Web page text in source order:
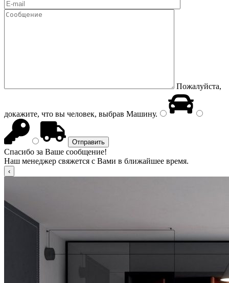
Пожалуйста,
докажите, что вы человек, выбрав Машину.
Спасибо за Ваше сообщение!
Наш менеджер свяжется с Вами в ближайшее время.